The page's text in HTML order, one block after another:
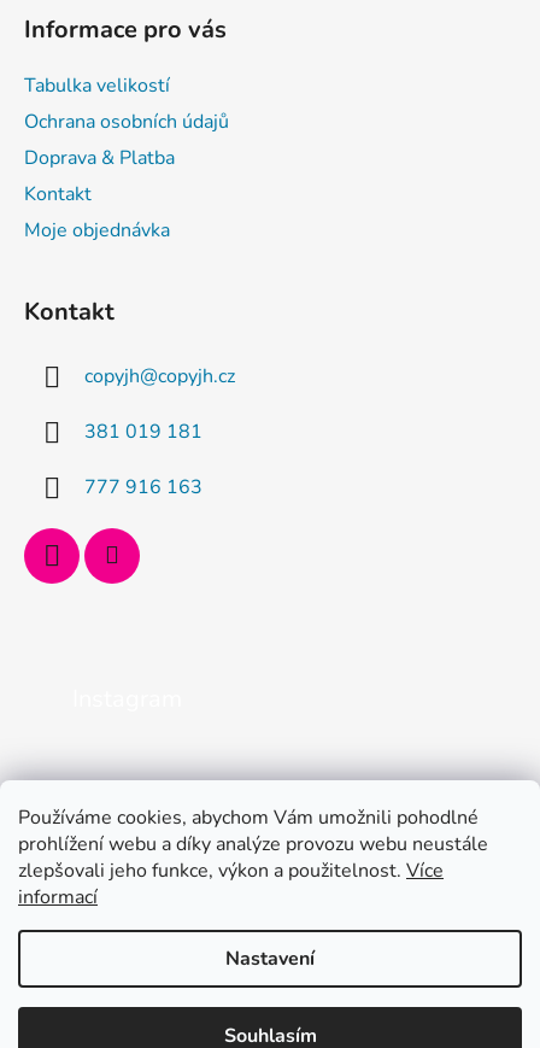
Používáme cookies, abychom Vám umožnili pohodlné
prohlížení webu a díky analýze provozu webu neustále
zlepšovali jeho funkce, výkon a použitelnost. Více
informací
Nastavení
Souhlasím
Kamenná prodejna je otevřená od pondělí do pátku od 9 do 12 a od
13 do 16. Online objednávejte 24/7. Mějte léto plné
Informace pro vás
Tabulka velikostí
Ochrana osobních údajů
Doprava & Platba
Kontakt
Moje objednávka
Kontakt
copyjh@copyjh.cz
381 019 181
777 916 163
Vytvořil Shoptet
CopyCentrum Jindřichův Hradec